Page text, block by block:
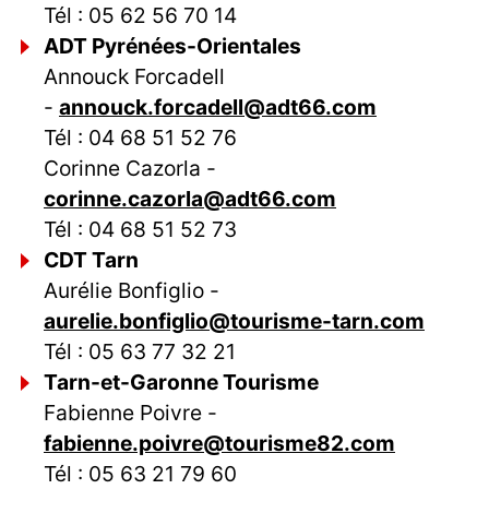
Tél : 05 62 56 70 14
ADT Pyrénées-Orientales
Annouck Forcadell
- annouck.forcadell@adt66.com
Tél : 04 68 51 52 76
Corinne Cazorla -
corinne.cazorla@adt66.com
Tél : 04 68 51 52 73
CDT Tarn
Aurélie Bonfiglio -
aurelie.bonfiglio@tourisme-tarn.com
Tél : 05 63 77 32 21
Tarn-et-Garonne Tourisme
Fabienne Poivre -
fabienne.poivre@tourisme82.com
Tél : 05 63 21 79 60